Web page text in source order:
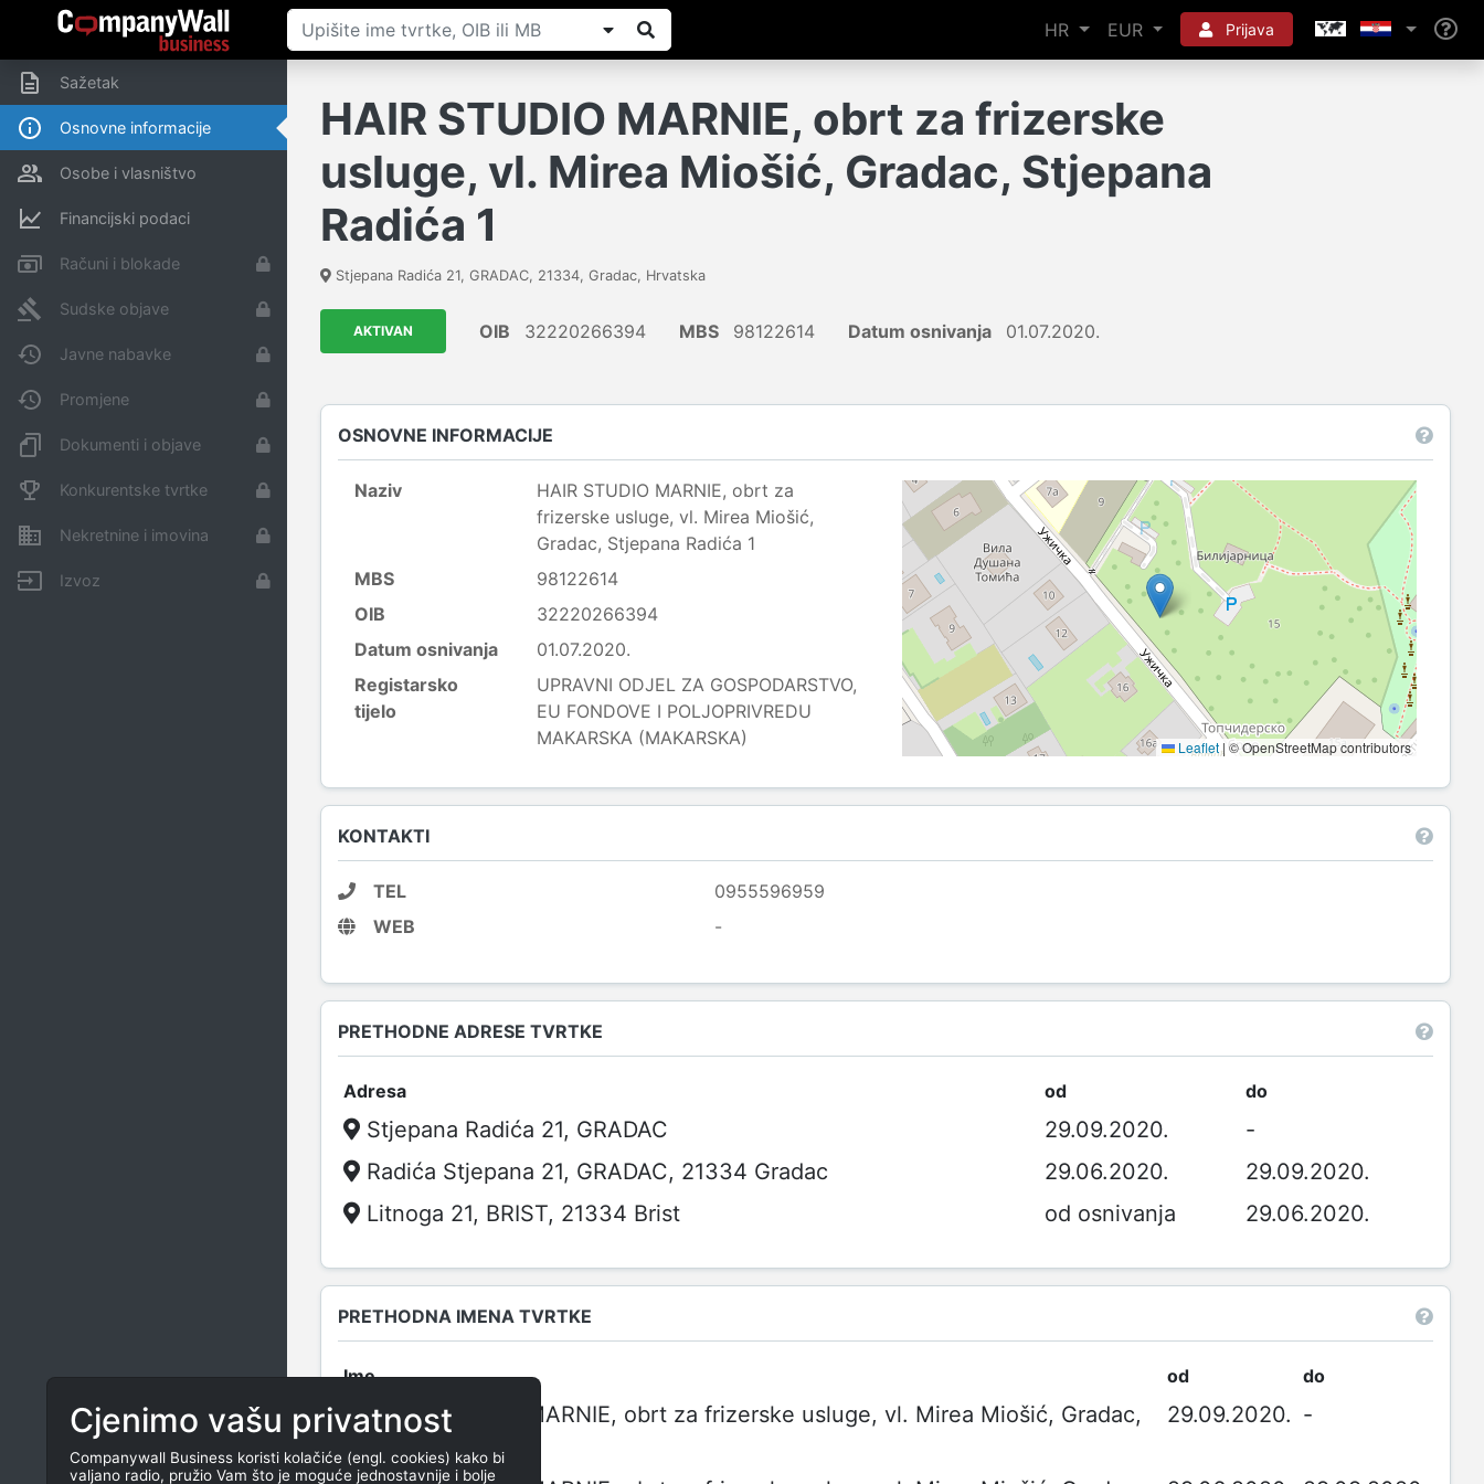
HR EUR Prijava
Sažetak
Osnovne informacije
Osobe i vlasništvo
Financijski podaci
Računi i blokade
Sudske objave
Javne nabavke
Promjene
Dokumenti i objave
Konkurentske tvrtke
Nekretnine i imovina
Izvoz
HAIR STUDIO MARNIE, obrt za frizerske
usluge, vl. Mirea Miošić, Gradac, Stjepana
Radića 1
Stjepana Radića 21, GRADAC, 21334, Gradac, Hrvatska
AKTIVAN OIB 32220266394 MBS 98122614 Datum osnivanja 01.07.2020.
OSNOVNE INFORMACIJE
Naziv
HAIR STUDIO MARNIE, obrt za
frizerske usluge, vl. Mirea Miošić,
Gradac, Stjepana Radića 1
MBS
98122614
OIB
32220266394
Datum osnivanja
01.07.2020.
Registarsko
tijelo
UPRAVNI ODJEL ZA GOSPODARSTVO,
EU FONDOVE I POLJOPRIVREDU
MAKARSKA (MAKARSKA)
Leaflet| © OpenStreetMap contributors
KONTAKTI
TEL
0955596959
WEB
-
PRETHODNE ADRESE TVRTKE
Adresa od do
Stjepana Radića 21, GRADAC 29.09.2020.
-
Radića Stjepana 21, GRADAC, 21334 Gradac
29.06.2020.
29.09.2020.
Litnoga 21, BRIST, 21334 Brist
od osnivanja 29.06.2020.
PRETHODNA IMENA TVRTKE
Ime od do
HAIR STUDIO MARNIE, obrt za frizerske usluge, vl. Mirea Miošić, Gradac,
Stjepana Radića 1
29.09.2020. -
Cjenimo vašu privatnost
Companywall Business koristi kolačiće (engl. cookies) kako bi
valjano radio, pružio Vam što je moguće jednostavnije i bolje